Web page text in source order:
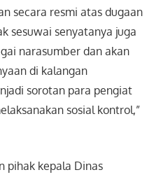
secara resmi atas dugaan
sesuwai senyatanya juga
narasumber dan akan
di kalangan
sorotan para pengiat
sosial kontrol,”
pihak kepala Dinas